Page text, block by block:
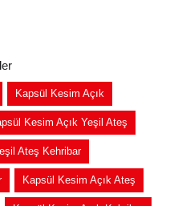
Kapsül Kesim Açık
Kesim Açık Yeşil Ateş
Ateş Kehribar
Kapsül Kesim Açık Ateş